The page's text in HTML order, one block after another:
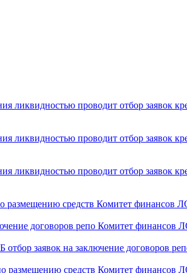
ликвидностью проводит отбор заявок
ликвидностью проводит отбор заявок
ликвидностью проводит отбор заявок
размещению средств Комитет финансов
договоров репо Комитет финансов
заявок на заключение договоров
размещению средств Комитет финансов